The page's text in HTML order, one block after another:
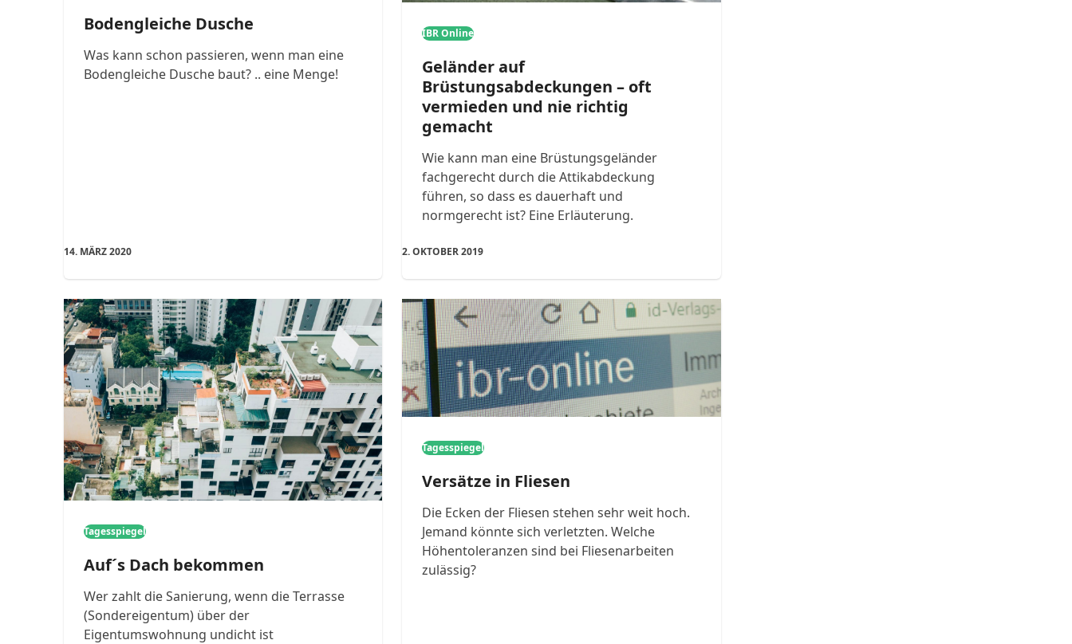
Bodengleiche Dusche
Was kann schon passieren, wenn man eine
Bodengleiche Dusche baut? .. eine Menge!
14. MÄRZ 2020
IBR Online
Geländer auf
Brüstungsabdeckungen – oft
vermieden und nie richtig
gemacht
Wie kann man eine Brüstungsgeländer
fachgerecht durch die Attikabdeckung
führen, so dass es dauerhaft und
normgerecht ist? Eine Erläuterung.
2. OKTOBER 2019
Tagesspiegel
Auf´s Dach bekommen
Wer zahlt die Sanierung, wenn die Terrasse
(Sondereigentum) über der
Eigentumswohnung undicht ist
Tagesspiegel
Versätze in Fliesen
Die Ecken der Fliesen stehen sehr weit hoch.
Jemand könnte sich verletzten. Welche
Höhentoleranzen sind bei Fliesenarbeiten
zulässig?